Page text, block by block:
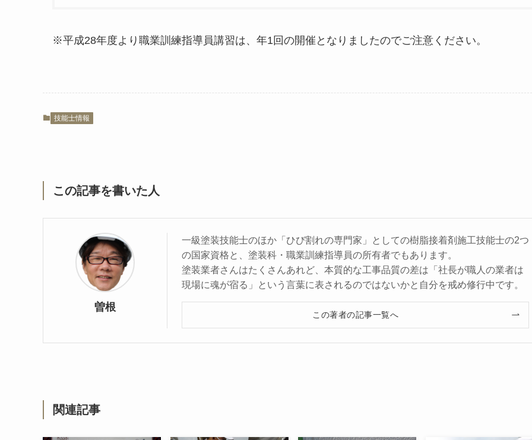
※平成28年度より職業訓練指導員講習は、年1回の開催となりましたのでご注意ください。
技能士情報
この記事を書いた人
曽根
一級塗装技能士のほか「ひび割れの専門家」としての樹脂接着剤施工技能士の2つ
の国家資格と、塗装科・職業訓練指導員の所有者でもあります。
塗装業者さんはたくさんあれど、本質的な工事品質の差は「社長が職人の業者は
現場に魂が宿る」という言葉に表されるのではないかと自分を戒め修行中です。
この著者の記事一覧へ
関連記事